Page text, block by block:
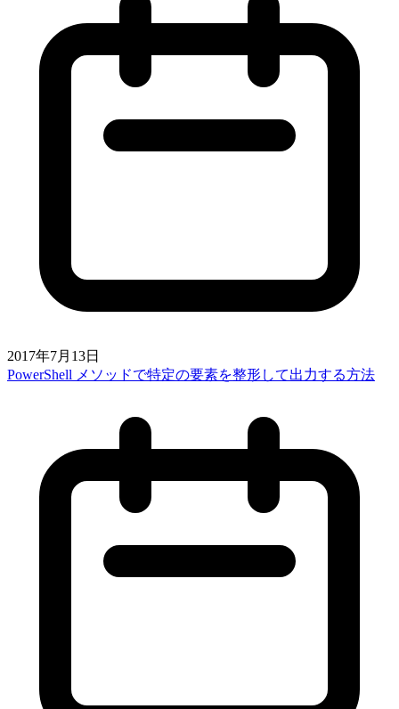
2017年7月13日
PowerShell メソッドで特定の要素を整形して出力する方法